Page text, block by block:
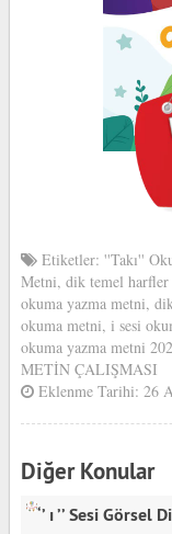
Etiketler: ''Takı''
Metni, dik temel
okuma yazma metni,
okuma metni, i sesi
okuma yazma metni
METİN ÇALIŞMASI
Eklenme Tarihi: 26
Diğer Konular
‘’ ı ’’ Sesi